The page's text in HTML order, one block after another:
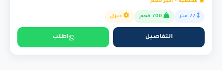
مقصية - أكبر حجم
ديزل
التفاصيل اطلب